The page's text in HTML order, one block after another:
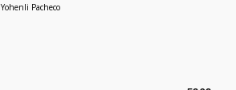
Yohenli Pacheco